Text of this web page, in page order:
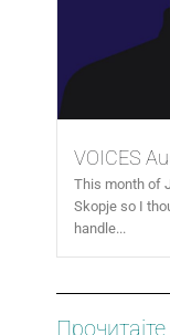
VOICES
This month of
Skopje so I
handle...
Прочитајте